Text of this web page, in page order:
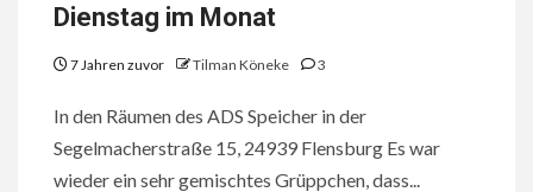
Dienstag im Monat
7 Jahren zuvor Tilman Köneke 3
In den Räumen des ADS Speicher in der
Segelmacherstraße 15, 24939 Flensburg Es war
wieder ein sehr gemischtes Grüppchen, dass...